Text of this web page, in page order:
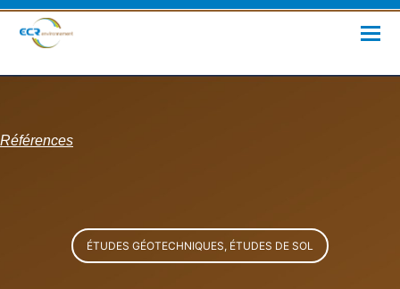
Références
ÉTUDES GÉOTECHNIQUES, ÉTUDES DE SOL